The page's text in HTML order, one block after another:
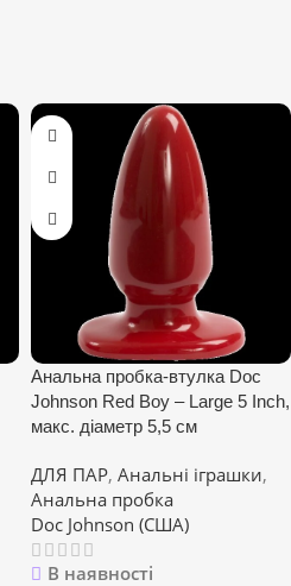
Анальна пробка-втулка Doc
Johnson Red Boy – Large 5 Inch,
макс. діаметр 5,5 см
ДЛЯ ПАР, Анальні іграшки,
Анальна пробка
Doc Johnson (США)
В наявності